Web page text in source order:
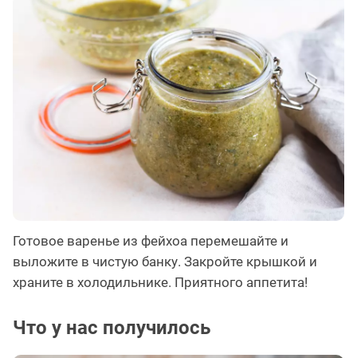
Готовое варенье из фейхоа перемешайте и
выложите в чистую банку. Закройте крышкой и
храните в холодильнике. Приятного аппетита!
Что у нас получилось